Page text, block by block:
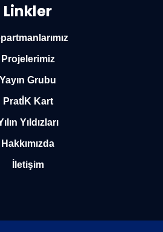
Linkler
Projelerimiz
Yayın Grubu
PratİK Kart
Yıldızları
Hakkımızda
İletişim